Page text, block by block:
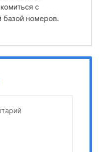
с
базой номеров.